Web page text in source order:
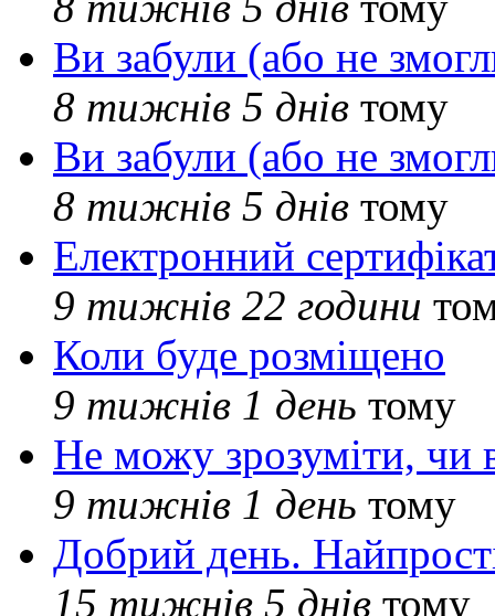
Ви забули (або не
8 тижнів 5 днів тому
Ви забули (або не
8 тижнів 5 днів тому
Електронний
9 тижнів 22 години
Коли буде розміщено
9 тижнів 1 день тому
Не можу зрозуміти, чи
9 тижнів 1 день тому
Добрий день.
15 тижнів 5 днів тому